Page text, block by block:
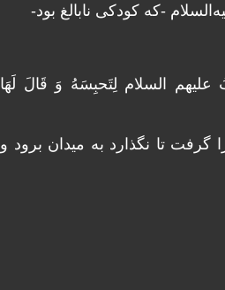
-که کودکی نابالغ بود-
السلام لِتَحبِسَهُ وَ قَالَ لَهَا
تا نگذارد به میدان برود و